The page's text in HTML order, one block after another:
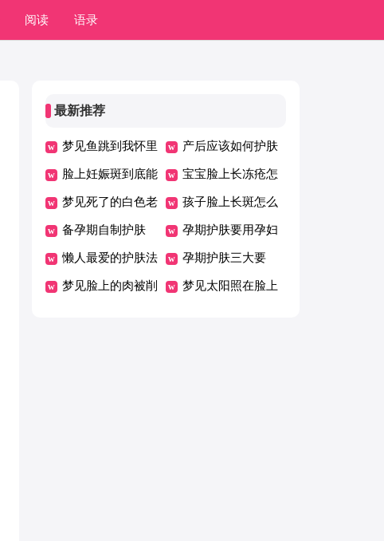
阅读 语录
最新推荐
梦见鱼跳到我怀里 产后应该如何护肤
脸上妊娠斑到底能
去掉吗
宝宝脸上长冻疮怎
么办
梦见死了的白色老
鼠
孩子脸上长斑怎么
调理
备孕期自制护肤 孕期护肤要用孕妇
护肤品
懒人最爱的护肤法 孕期护肤三大要
点，让孕肌充满生
梦见脸上的肉被削 梦见太阳照在脸上